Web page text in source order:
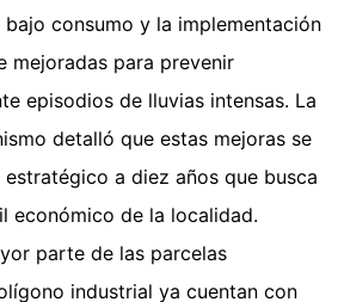
bajo consumo y la implementación
mejoradas para prevenir
episodios de lluvias intensas. La
detalló que estas mejoras se
a diez años que busca
económico de la localidad.
parte de las parcelas
industrial ya cuentan con